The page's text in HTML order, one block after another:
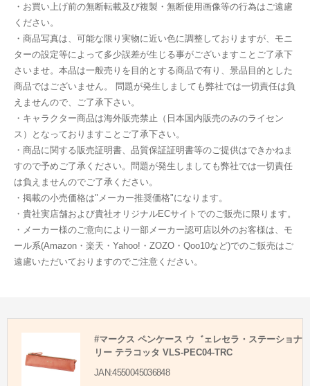
・お買い上げ前の無断転載及び複製・無断使用画像等の行為はご遠慮
ください。
・商品写真は、可能な限り実物に近い色に調整しておりますが、モニ
ターの設定等によって多少誤差が生じる事がございますことご了承下
さいませ。本品は一般売りを目的とする商品で有り、景品目的とした
商品ではございません。 問題が発生しましても弊社では一切責任は負
えませんので、ご了承下さい。
・キャラクター商品は海外販売禁止（日本国内販売のみのライセン
ス）となっておりますことご了承下さい。
・商品に関する販売証明書、品質保証証明書等のご提供はできかねま
すので予めご了承ください。問題が発生しましても弊社では一切責任
は負えませんのでご了承ください。
・掲載の小売価格は"メーカー推奨価格"になります。
・貴社実店舗および貴社オリジナルECサイトでのご販売に限ります。
・メーカー様のご意向により一部メーカー認可店以外のお客様は、モ
ール系(Amazon・楽天・Yahoo!・ZOZO・Qoo10など)でのご販売はご
遠慮いただいておりますのでご注意ください。
#マークス ペンケース ウ゛ェレセラ・ステーショナ
リー テラコッタ VLS-PEC04-TRC
JAN:4550045036848